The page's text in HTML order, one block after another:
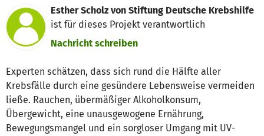
Esther Scholz von Stiftung Deutsche Krebshilfe
ist für dieses Projekt verantwortlich
Nachricht schreiben
Experten schätzen, dass sich rund die Hälfte aller
Krebsfälle durch eine gesündere Lebensweise vermeiden
ließe. Rauchen, übermäßiger Alkoholkonsum,
Übergewicht, eine unausgewogene Ernährung,
Bewegungsmangel und ein sorgloser Umgang mit UV-